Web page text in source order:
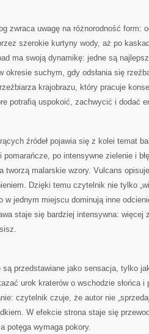
zwraca uwagę na różnorodność form:
szerokie kurtyny wody, aż po
ma swoją dynamikę: jedne są
okresie suchym, gdy odsłania się
krajobrazu, który pracuje
potrafią uspokoić, zachwycić i dodać
źródeł pojawia się z kolei temat
i pomarańcze, po intensywne zielenie i
tworzą malarskie wzory. Vulcans
Dzięki temu czytelnik nie tylko
w jednym miejscu dominują inne
staje się bardziej intensywna: więcej
przedstawiane jako sensacja, tylko
urok kraterów o wschodzie słońca
czytelnik czuje, że autor nie
W efekcie strona staje się
potęga wymaga pokory.